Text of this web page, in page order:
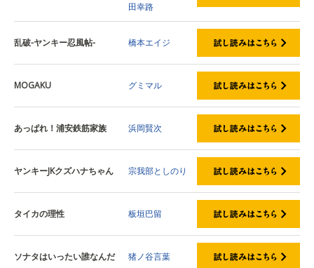
田幸路
乱破-ヤンキー忍風帖- 橋本エイジ
MOGAKU グミマル
あっぱれ！浦安鉄筋家族 浜岡賢次
ヤンキーJKクズハナちゃん 宗我部としのり
タイカの理性 板垣巴留
ソナタはいったい誰なんだ 猪ノ谷言葉